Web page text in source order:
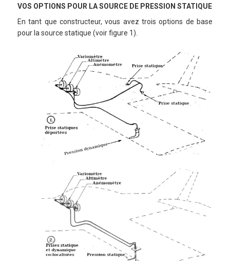
VOS OPTIONS POUR LA SOURCE DE PRESSION STATIQUE
En tant que constructeur, vous avez trois options de base
pour la source statique (voir figure 1).